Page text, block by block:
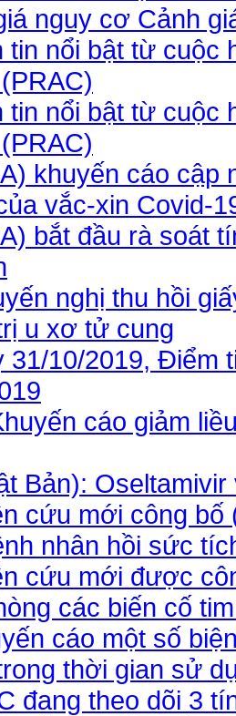
nguy cơ Cảnh
tin nổi bật từ cuộc
tin nổi bật từ cuộc
khuyến cáo cập
vắc-xin Covid-
bắt đầu rà soát
nghị thu hồi
u xơ tử cung
31/10/2019, Điểm
cáo giảm
Bản):
cứu mới công bố
nhân hồi sức
cứu mới được
các biến cố
cáo một số
thời gian sử
đang theo dõi 3